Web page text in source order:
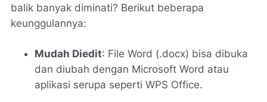
balik banyak diminati? Berikut beberapa
keunggulannya:
Mudah Diedit: File Word (.docx) bisa dibuka
dan diubah dengan Microsoft Word atau
aplikasi serupa seperti WPS Office.